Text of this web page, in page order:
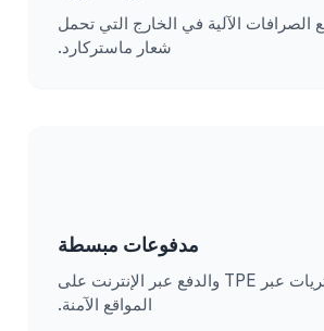
الصرافات الآلية في الخارج التي تحمل
شعار ماستركارد.
مدفوعات مبسطة
دفع المشتريات عبر TPE والدفع عبر الإنترنت على
المواقع الآمنة.